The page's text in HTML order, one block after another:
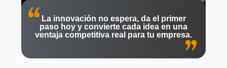
La innovación no espera, da el primer
paso hoy y convierte cada idea en una
ventaja competitiva real para tu empresa.